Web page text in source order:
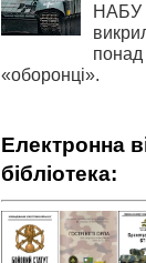
НАБУ
«оборонці».
Електронна
бібліотека: